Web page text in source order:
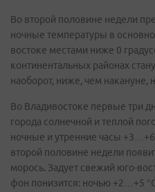
Во второй половине недели
ночные температуры в
востоке местами ниже 0
континентальных районах
наоборот, ниже, чем накануне,
Во Владивостоке первые три
города солнечной и теплой
ночные и утренние часы
второй половине недели
морось. Задует свежий юго-
фон понизится: ночью +2…+5